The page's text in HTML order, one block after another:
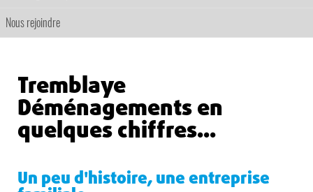
Nous rejoindre
Tremblaye
Déménagements en
quelques chiffres...
Un peu d'histoire, une entreprise